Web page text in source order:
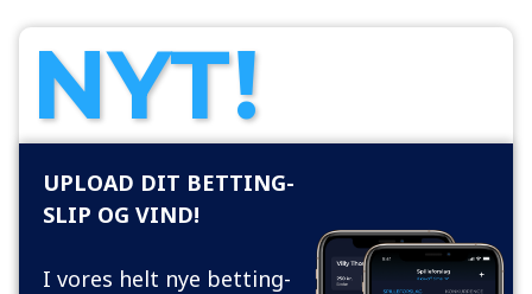
NYT!
UPLOAD DIT BETTING-
SLIP OG VIND!
I vores helt nye betting-